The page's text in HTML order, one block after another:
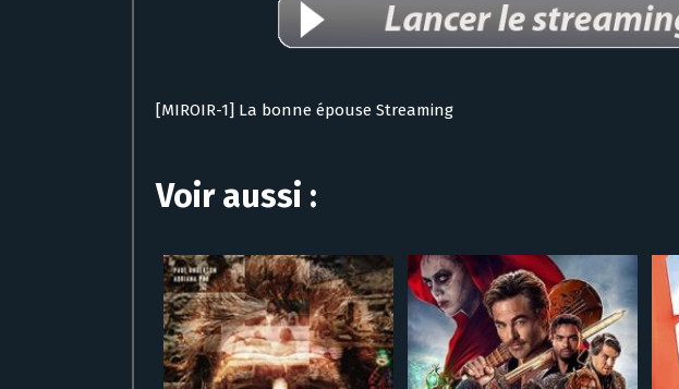
[MIROIR-1] La bonne épouse Streaming
Voir aussi :